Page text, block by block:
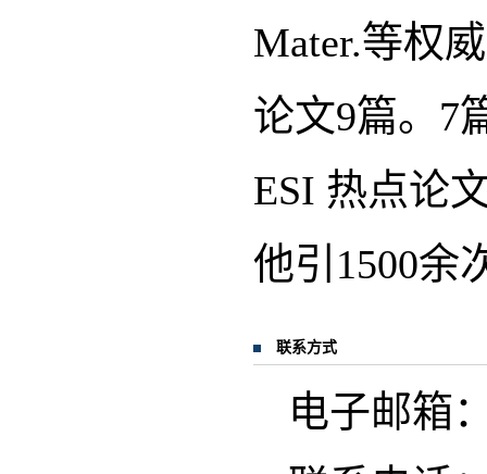
Mater.等权
论文9篇。7
ESI 热点论
他引1500余
联系方式
电子邮箱